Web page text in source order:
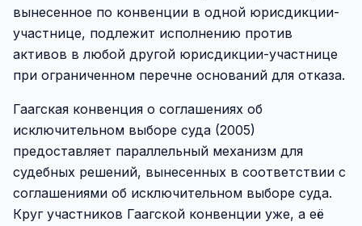
вынесенное по конвенции в одной юрисдикции-
участнице, подлежит исполнению против
активов в любой другой юрисдикции-участнице
при ограниченном перечне оснований для отказа.
Гаагская конвенция о соглашениях об
исключительном выборе суда (2005)
предоставляет параллельный механизм для
судебных решений, вынесенных в соответствии с
соглашениями об исключительном выборе суда.
Круг участников Гаагской конвенции уже, а её